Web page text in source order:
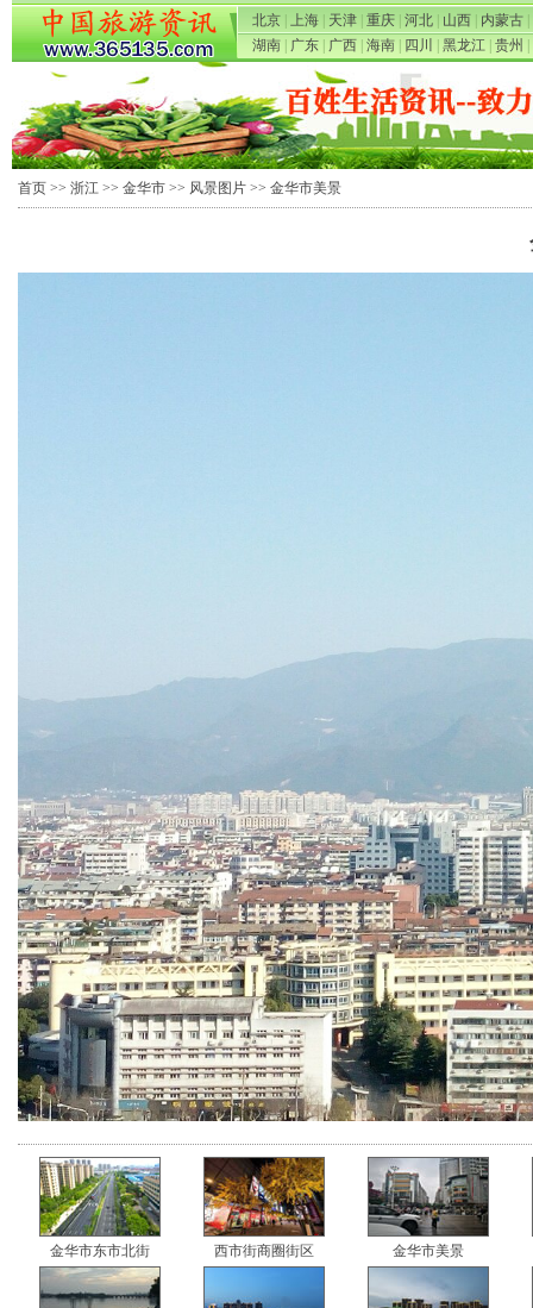
北京 上海 天津 重庆 河北 山西 内蒙古
湖南
广东 广西 海南 四川 黑龙江 贵州
首页 >> 浙江 >> 金华市 >> 风景图片 >> 金华市美景
金华市东市北街 西市街商圈街区 金华市美景